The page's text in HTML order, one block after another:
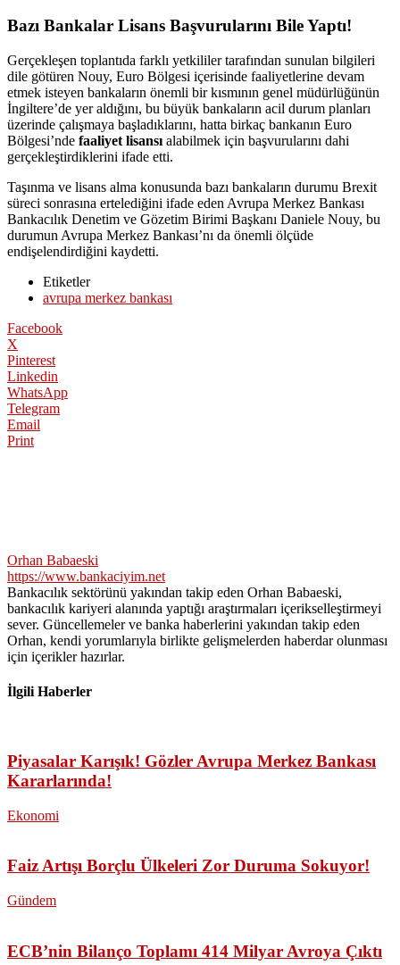
Bazı Bankalar Lisans Başvurularını Bile Yaptı!
Gerçekleşen toplantıda farklı yetkililer tarafından sunulan bilgileri
dile götüren Nouy, Euro Bölgesi içerisinde faaliyetlerine devam
etmek isteyen bankaların önemli bir kısmının genel müdürlüğünün
İngiltere’de yer aldığını, bu büyük bankaların acil durum planları
üzerinde çalışmaya başladıklarını, hatta birkaç bankanın Euro
Bölgesi’nde faaliyet lisansı alabilmek için başvurularını dahi
gerçekleştirdiklerini ifade etti.
Taşınma ve lisans alma konusunda bazı bankaların durumu Brexit
süreci sonrasına ertelediğini ifade eden Avrupa Merkez Bankası
Bankacılık Denetim ve Gözetim Birimi Başkanı Daniele Nouy, bu
durumun Avrupa Merkez Bankası’nı da önemli ölçüde
endişelendirdiğini kaydetti.
Etiketler
avrupa merkez bankası
Facebook
X
Pinterest
Linkedin
WhatsApp
Telegram
Email
Print
Orhan Babaeski
https://www.bankaciyim.net
Bankacılık sektörünü yakından takip eden Orhan Babaeski,
bankacılık kariyeri alanında yaptığı araştırmaları içerikselleştirmeyi
sever. Güncellemeler ve banka haberlerini yakından takip eden
Orhan, kendi yorumlarıyla birlikte gelişmelerden haberdar olunması
için içerikler hazırlar.
İlgili Haberler
Piyasalar Karışık! Gözler Avrupa Merkez Bankası
Kararlarında!
Ekonomi
Faiz Artışı Borçlu Ülkeleri Zor Duruma Sokuyor!
Gündem
ECB’nin Bilanço Toplamı 414 Milyar Avroya Çıktı